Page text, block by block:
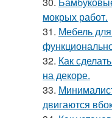
мокрых работ.
31. Мебель
32. Как
на декоре.
33.
двигаются